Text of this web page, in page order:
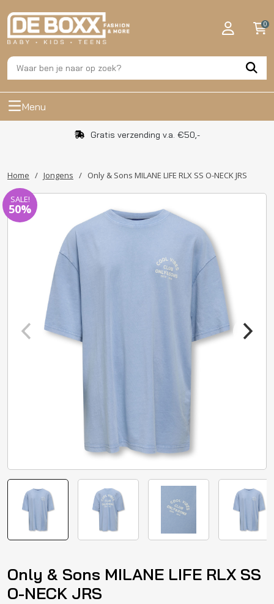
0
Menu
Gratis verzending v.a. €50,-
Home / Jongens / Only & Sons MILANE LIFE RLX SS O-NECK JRS
SALE!
50%
Only & Sons MILANE LIFE RLX SS
O-NECK JRS